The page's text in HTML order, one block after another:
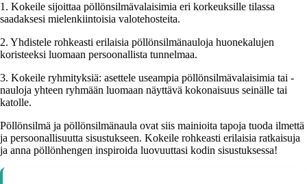
1. Kokeile sijoittaa pöllönsilmävalaisimia eri korkeuksille tilassa
saadaksesi mielenkiintoisia valotehosteita.
2. Yhdistele rohkeasti erilaisia pöllönsilmänauloja huonekalujen
koristeeksi luomaan persoonallista tunnelmaa.
3. Kokeile ryhmityksiä: asettele useampia pöllönsilmävalaisimia tai -
nauloja yhteen ryhmään luomaan näyttävä kokonaisuus seinälle tai
katolle.
Pöllönsilmä ja pöllönsilmänaula ovat siis mainioita tapoja tuoda ilmettä
ja persoonallisuutta sisustukseen. Kokeile rohkeasti erilaisia ratkaisuja
ja anna pöllönhengen inspiroida luovuuttasi kodin sisustuksessa!